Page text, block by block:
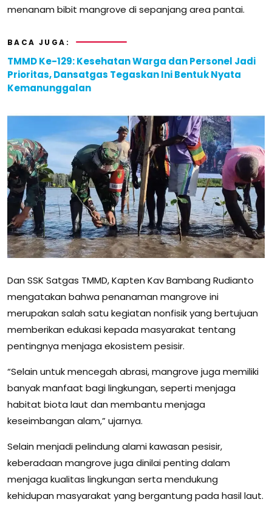
menanam bibit mangrove di sepanjang area pantai.
BACA JUGA:
TMMD Ke-129: Kesehatan Warga dan Personel Jadi
Prioritas, Dansatgas Tegaskan Ini Bentuk Nyata
Kemanunggalan
Dan SSK Satgas TMMD, Kapten Kav Bambang Rudianto
mengatakan bahwa penanaman mangrove ini
merupakan salah satu kegiatan nonfisik yang bertujuan
memberikan edukasi kepada masyarakat tentang
pentingnya menjaga ekosistem pesisir.
“Selain untuk mencegah abrasi, mangrove juga memiliki
banyak manfaat bagi lingkungan, seperti menjaga
habitat biota laut dan membantu menjaga
keseimbangan alam,” ujarnya.
Selain menjadi pelindung alami kawasan pesisir,
keberadaan mangrove juga dinilai penting dalam
menjaga kualitas lingkungan serta mendukung
kehidupan masyarakat yang bergantung pada hasil laut.